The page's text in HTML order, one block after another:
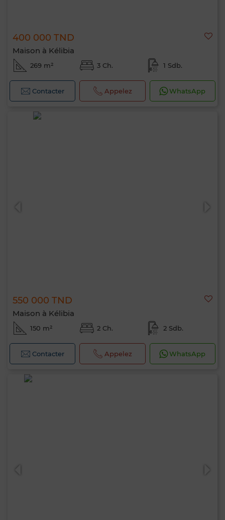
400 000 TND
Maison à Kélibia
269 m² 3 Ch. 1 Sdb.
Contacter Appelez WhatsApp
550 000 TND
Maison à Kélibia
150 m² 2 Ch. 2 Sdb.
Contacter Appelez WhatsApp